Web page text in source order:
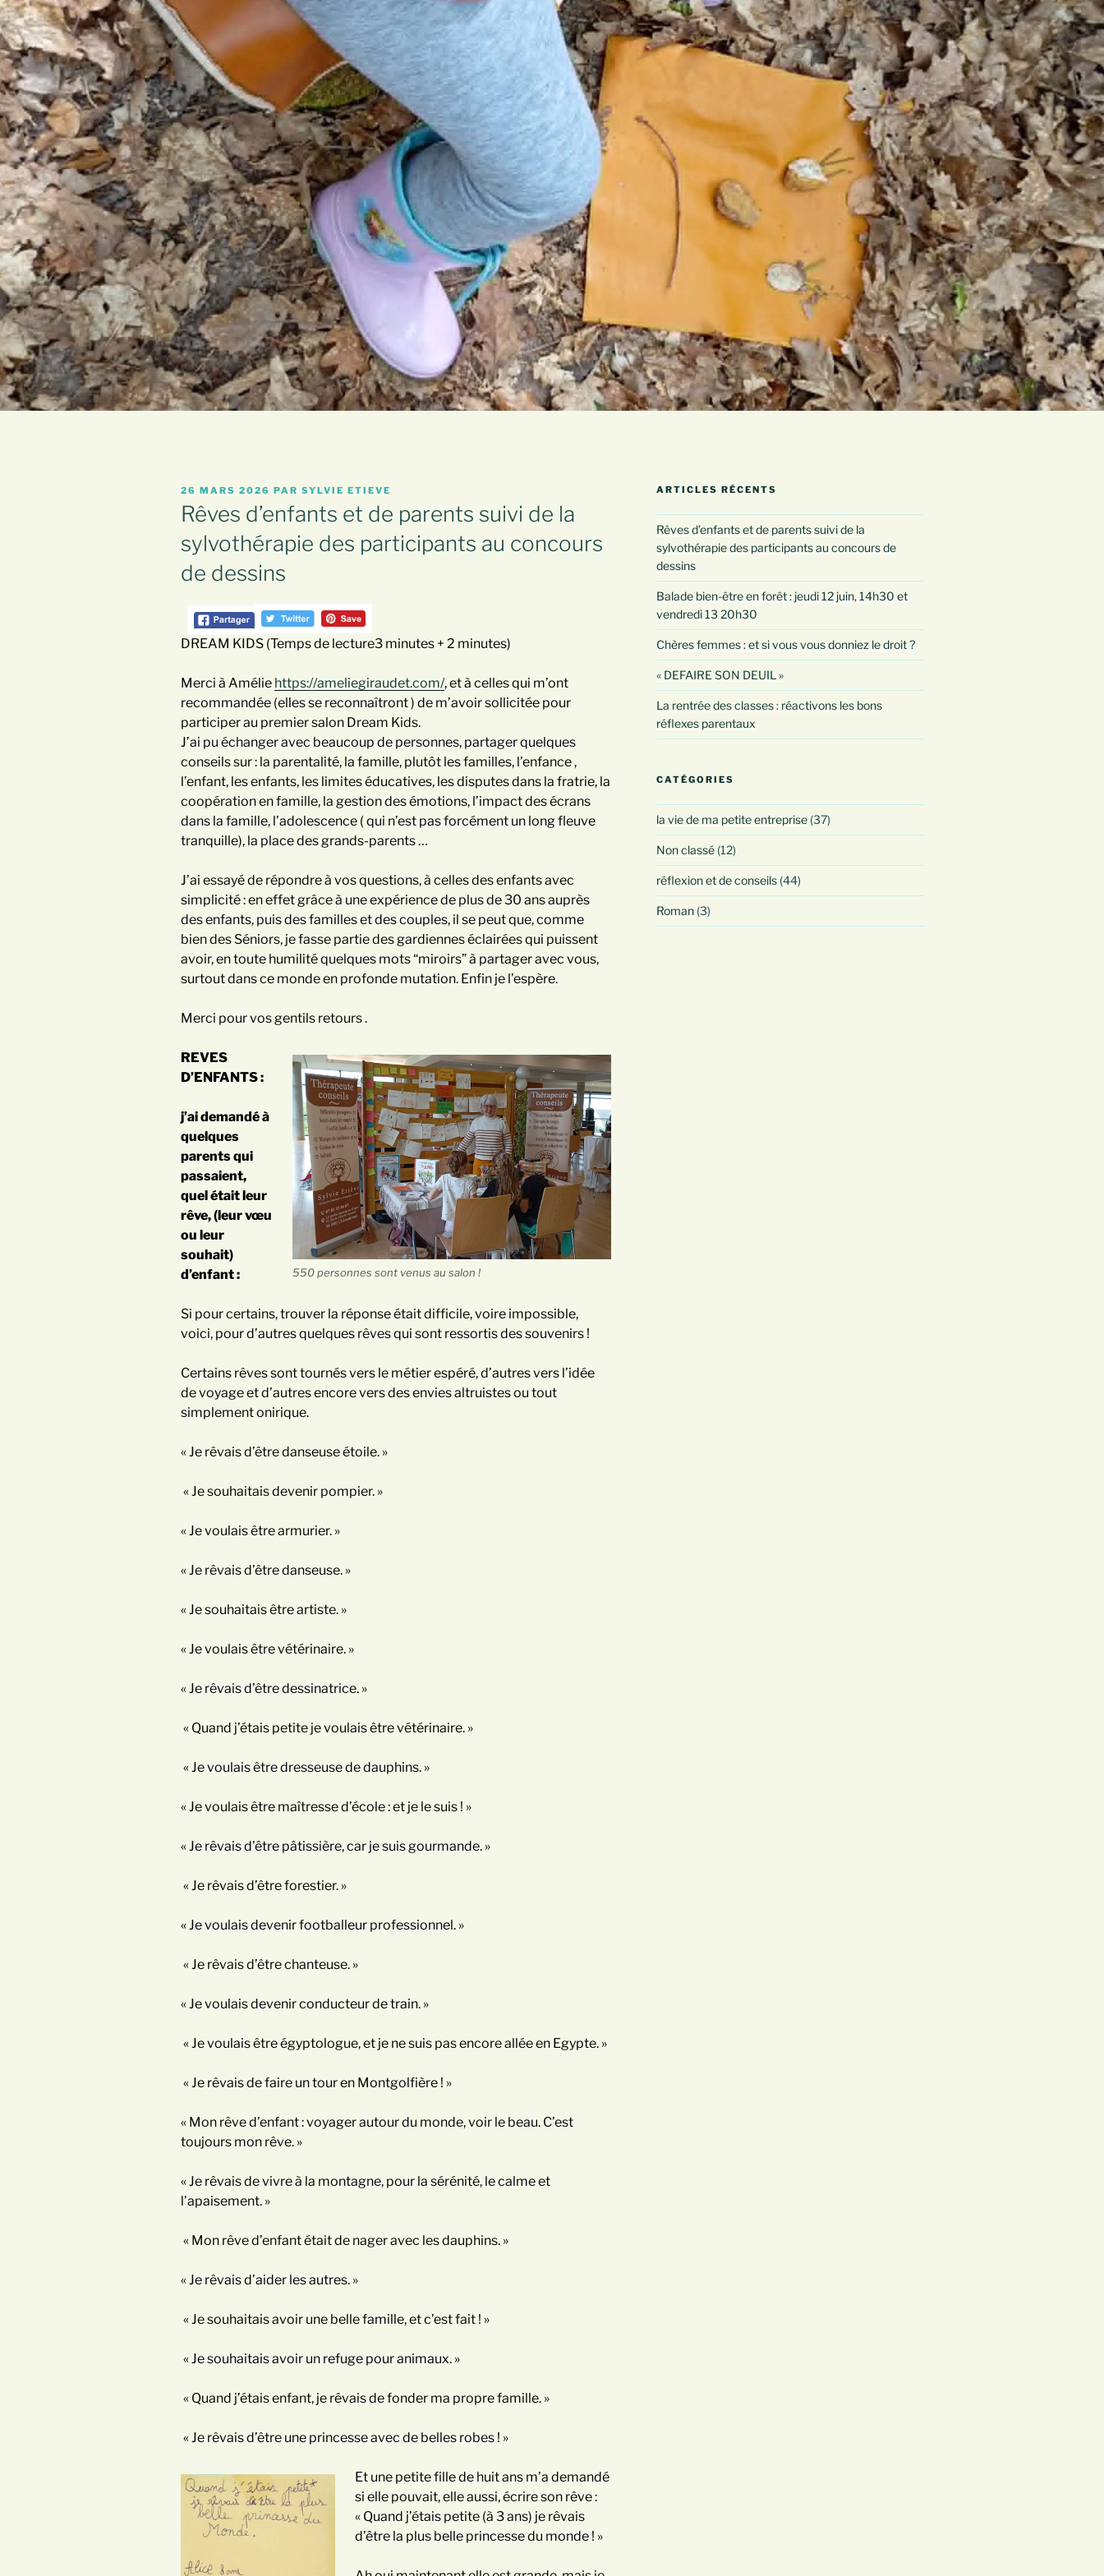
PUBLIÉ
LE
26 MARS 2026 PAR SYLVIE ETIEVE
Rêves d’enfants et de parents suivi de la
sylvothérapie des participants au concours
de dessins
DREAM KIDS (Temps de lecture3 minutes + 2 minutes)
Merci à Amélie https://ameliegiraudet.com/, et à celles qui m’ont
recommandée (elles se reconnaîtront ) de m’avoir sollicitée pour
participer au premier salon Dream Kids.
J’ai pu échanger avec beaucoup de personnes, partager quelques
conseils sur : la parentalité, la famille, plutôt les familles, l’enfance ,
l’enfant, les enfants, les limites éducatives, les disputes dans la fratrie, la
coopération en famille, la gestion des émotions, l’impact des écrans
dans la famille, l’adolescence ( qui n’est pas forcément un long fleuve
tranquille), la place des grands-parents …
J’ai essayé de répondre à vos questions, à celles des enfants avec
simplicité : en effet grâce à une expérience de plus de 30 ans auprès
des enfants, puis des familles et des couples, il se peut que, comme
bien des Séniors, je fasse partie des gardiennes éclairées qui puissent
avoir, en toute humilité quelques mots “miroirs” à partager avec vous,
surtout dans ce monde en profonde mutation. Enfin je l’espère.
Merci pour vos gentils retours .
550 personnes sont venus au salon !
REVES
D’ENFANTS :
j’ai demandé à
quelques
parents qui
passaient,
quel était leur
rêve, (leur vœu
ou leur
souhait)
d’enfant :
Si pour certains, trouver la réponse était difficile, voire impossible,
voici, pour d’autres quelques rêves qui sont ressortis des souvenirs !
Certains rêves sont tournés vers le métier espéré, d’autres vers l’idée
de voyage et d’autres encore vers des envies altruistes ou tout
simplement onirique.
« Je rêvais d’être danseuse étoile. »
« Je souhaitais devenir pompier. »
« Je voulais être armurier. »
« Je rêvais d’être danseuse. »
« Je souhaitais être artiste. »
« Je voulais être vétérinaire. »
« Je rêvais d’être dessinatrice. »
« Quand j’étais petite je voulais être vétérinaire. »
« Je voulais être dresseuse de dauphins. »
« Je voulais être maîtresse d’école : et je le suis ! »
« Je rêvais d’être pâtissière, car je suis gourmande. »
« Je rêvais d’être forestier. »
« Je voulais devenir footballeur professionnel. »
« Je rêvais d’être chanteuse. »
« Je voulais devenir conducteur de train. »
« Je voulais être égyptologue, et je ne suis pas encore allée en Egypte. »
« Je rêvais de faire un tour en Montgolfière ! »
« Mon rêve d’enfant : voyager autour du monde, voir le beau. C’est
toujours mon rêve. »
« Je rêvais de vivre à la montagne, pour la sérénité, le calme et
l’apaisement. »
« Mon rêve d’enfant était de nager avec les dauphins. »
« Je rêvais d’aider les autres. »
« Je souhaitais avoir une belle famille, et c’est fait ! »
« Je souhaitais avoir un refuge pour animaux. »
« Quand j’étais enfant, je rêvais de fonder ma propre famille. »
« Je rêvais d’être une princesse avec de belles robes ! »
Et une petite fille de huit ans m’a demandé
si elle pouvait, elle aussi, écrire son rêve :
« Quand j’étais petite (à 3 ans) je rêvais
d’être la plus belle princesse du monde ! »
ARTICLES RÉCENTS
Rêves d’enfants et de parents suivi de la
sylvothérapie des participants au concours de
dessins
Balade bien-être en forêt : jeudi 12 juin, 14h30 et
vendredi 13 20h30
Chères femmes : et si vous vous donniez le droit ?
« DEFAIRE SON DEUIL »
La rentrée des classes : réactivons les bons
réflexes parentaux
CATÉGORIES
la vie de ma petite entreprise(37)
Non classé(12)
réflexion et de conseils(44)
Roman(3)